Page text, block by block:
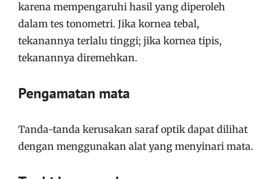
karena mempengaruhi hasil yang diperoleh
dalam tes tonometri. Jika kornea tebal,
tekanannya terlalu tinggi; jika kornea tipis,
tekanannya diremehkan.
Pengamatan mata
Tanda-tanda kerusakan saraf optik dapat dilihat
dengan menggunakan alat yang menyinari mata.